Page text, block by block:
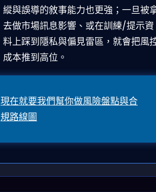
縱與誤導的敘事能力也更強；一旦被
去做市場訊息影響、或在訓練/提示資
料上踩到隱私與偏見雷區，就會把風
成本推到高位。
現在就要我們幫你做風險盤點與合
規路線圖